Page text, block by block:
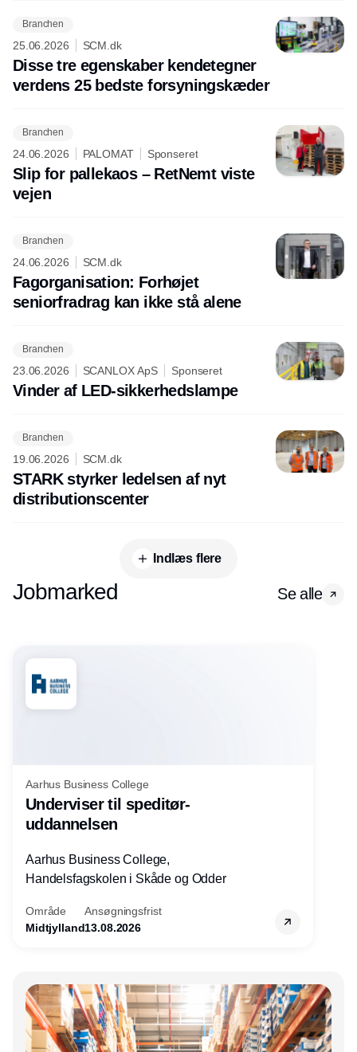
Branchen
25.06.2026 SCM.dk
Disse tre egenskaber kendetegner
verdens 25 bedste forsyningskæder
Branchen
24.06.2026 PALOMAT Sponseret
Slip for pallekaos – RetNemt viste
vejen
Branchen
24.06.2026 SCM.dk
Fagorganisation: Forhøjet
seniorfradrag kan ikke stå alene
Branchen
23.06.2026 SCANLOX ApS Sponseret
Vinder af LED-sikkerhedslampe
Branchen
19.06.2026 SCM.dk
STARK styrker ledelsen af nyt
distributionscenter
Indlæs flere
Jobmarked Se alle
Aarhus Business College
Underviser til speditør-
uddannelsen
Aarhus Business College,
Handelsfagskolen i Skåde og Odder
Område
Midtjylland
Ansøgningsfrist
13.08.2026
Annonce